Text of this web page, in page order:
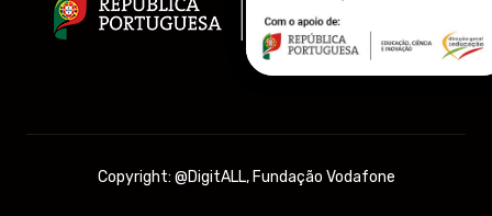
Copyright: @DigitALL, Fundação Vodafone